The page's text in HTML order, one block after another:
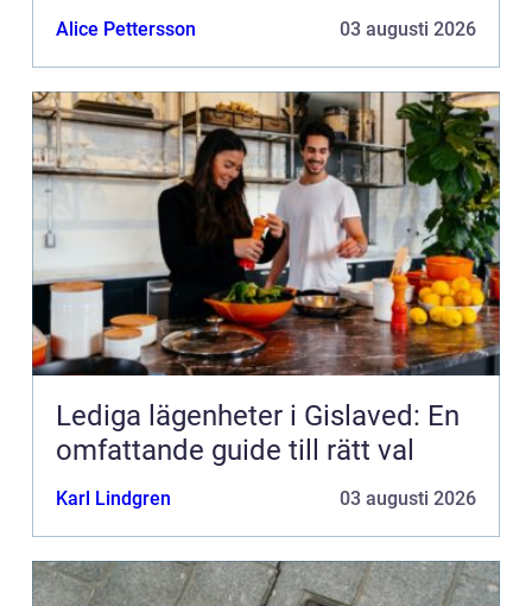
Alice Pettersson 03 augusti 2026
Lediga lägenheter i Gislaved: En
omfattande guide till rätt val
Karl Lindgren 03 augusti 2026